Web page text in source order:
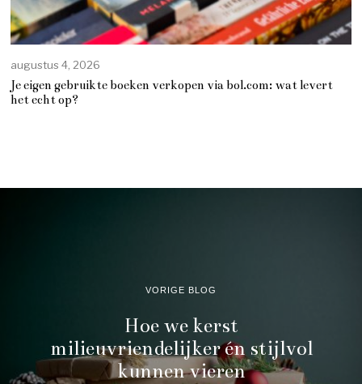
augustus 4, 2026
Je eigen gebruikte boeken verkopen via bol.com: wat levert
het echt op?
VORIGE BLOG
Hoe we kerst
milieuvriendelijker én stijlvol
kunnen vieren